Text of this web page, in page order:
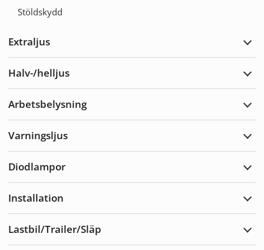
Stöldskydd
Extraljus
Halv-/helljus
Arbetsbelysning
Varningsljus
Diodlampor
Installation
Lastbil/Trailer/Släp